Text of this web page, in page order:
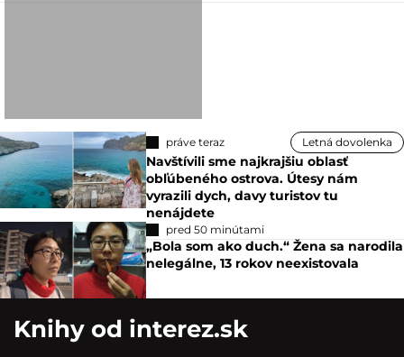
práve teraz Letná dovolenka
Navštívili sme najkrajšiu oblasť
obľúbeného ostrova. Útesy nám
vyrazili dych, davy turistov tu
nenájdete
pred 50 minútami
„Bola som ako duch.“ Žena sa narodila
nelegálne, 13 rokov neexistovala
Knihy od interez.sk